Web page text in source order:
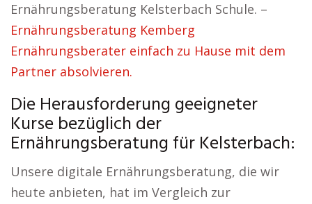
Ernährungsberatung Kelsterbach Schule. –
Ernährungsberatung Kemberg
Ernährungsberater einfach zu Hause mit dem
Partner absolvieren.
Die Herausforderung geeigneter
Kurse bezüglich der
Ernährungsberatung für Kelsterbach:
Unsere digitale Ernährungsberatung, die wir
heute anbieten, hat im Vergleich zur